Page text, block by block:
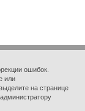
ошибок.
или
на странице